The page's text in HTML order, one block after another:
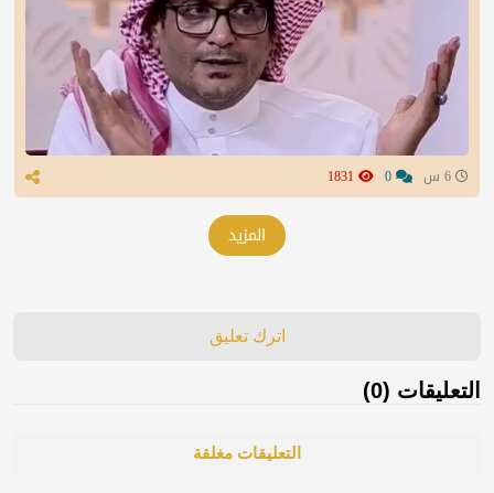
المزيد
اترك تعليق
التعليقات (0)
التعليقات مغلقة